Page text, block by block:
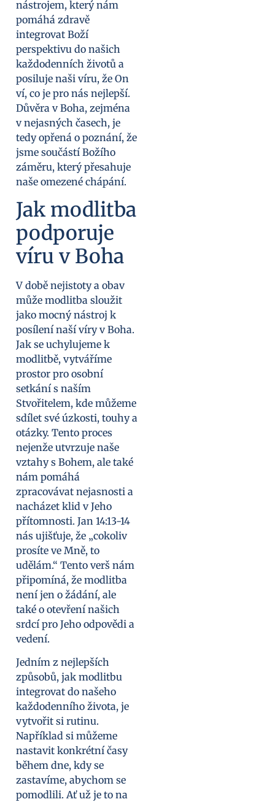
nástrojem, který nám
pomáhá zdravě
integrovat Boží
perspektivu do našich
každodenních životů a
posiluje naši víru, že On
ví, co je pro nás nejlepší.
Důvěra v Boha, zejména
v nejasných časech, je
tedy opřená o poznání, že
jsme součástí Božího
záměru, který přesahuje
naše omezené chápání.
Jak modlitba
podporuje
víru v Boha
V době nejistoty a obav
může modlitba sloužit
jako mocný nástroj k
posílení naší víry v Boha.
Jak se uchylujeme k
modlitbě, vytváříme
prostor pro osobní
setkání s naším
Stvořitelem, kde můžeme
sdílet své úzkosti, touhy a
otázky. Tento proces
nejenže utvrzuje naše
vztahy s Bohem, ale také
nám pomáhá
zpracovávat nejasnosti a
nacházet klid v Jeho
přítomnosti. Jan 14:13-14
nás ujišťuje, že „cokoliv
prosíte ve Mně, to
udělám.“ Tento verš nám
připomíná, že modlitba
není jen o žádání, ale
také o otevření našich
srdcí pro Jeho odpovědi a
vedení.
Jedním z nejlepších
způsobů, jak modlitbu
integrovat do našeho
každodenního života, je
vytvořit si rutinu.
Například si můžeme
nastavit konkrétní časy
během dne, kdy se
zastavíme, abychom se
pomodlili. Ať už je to na